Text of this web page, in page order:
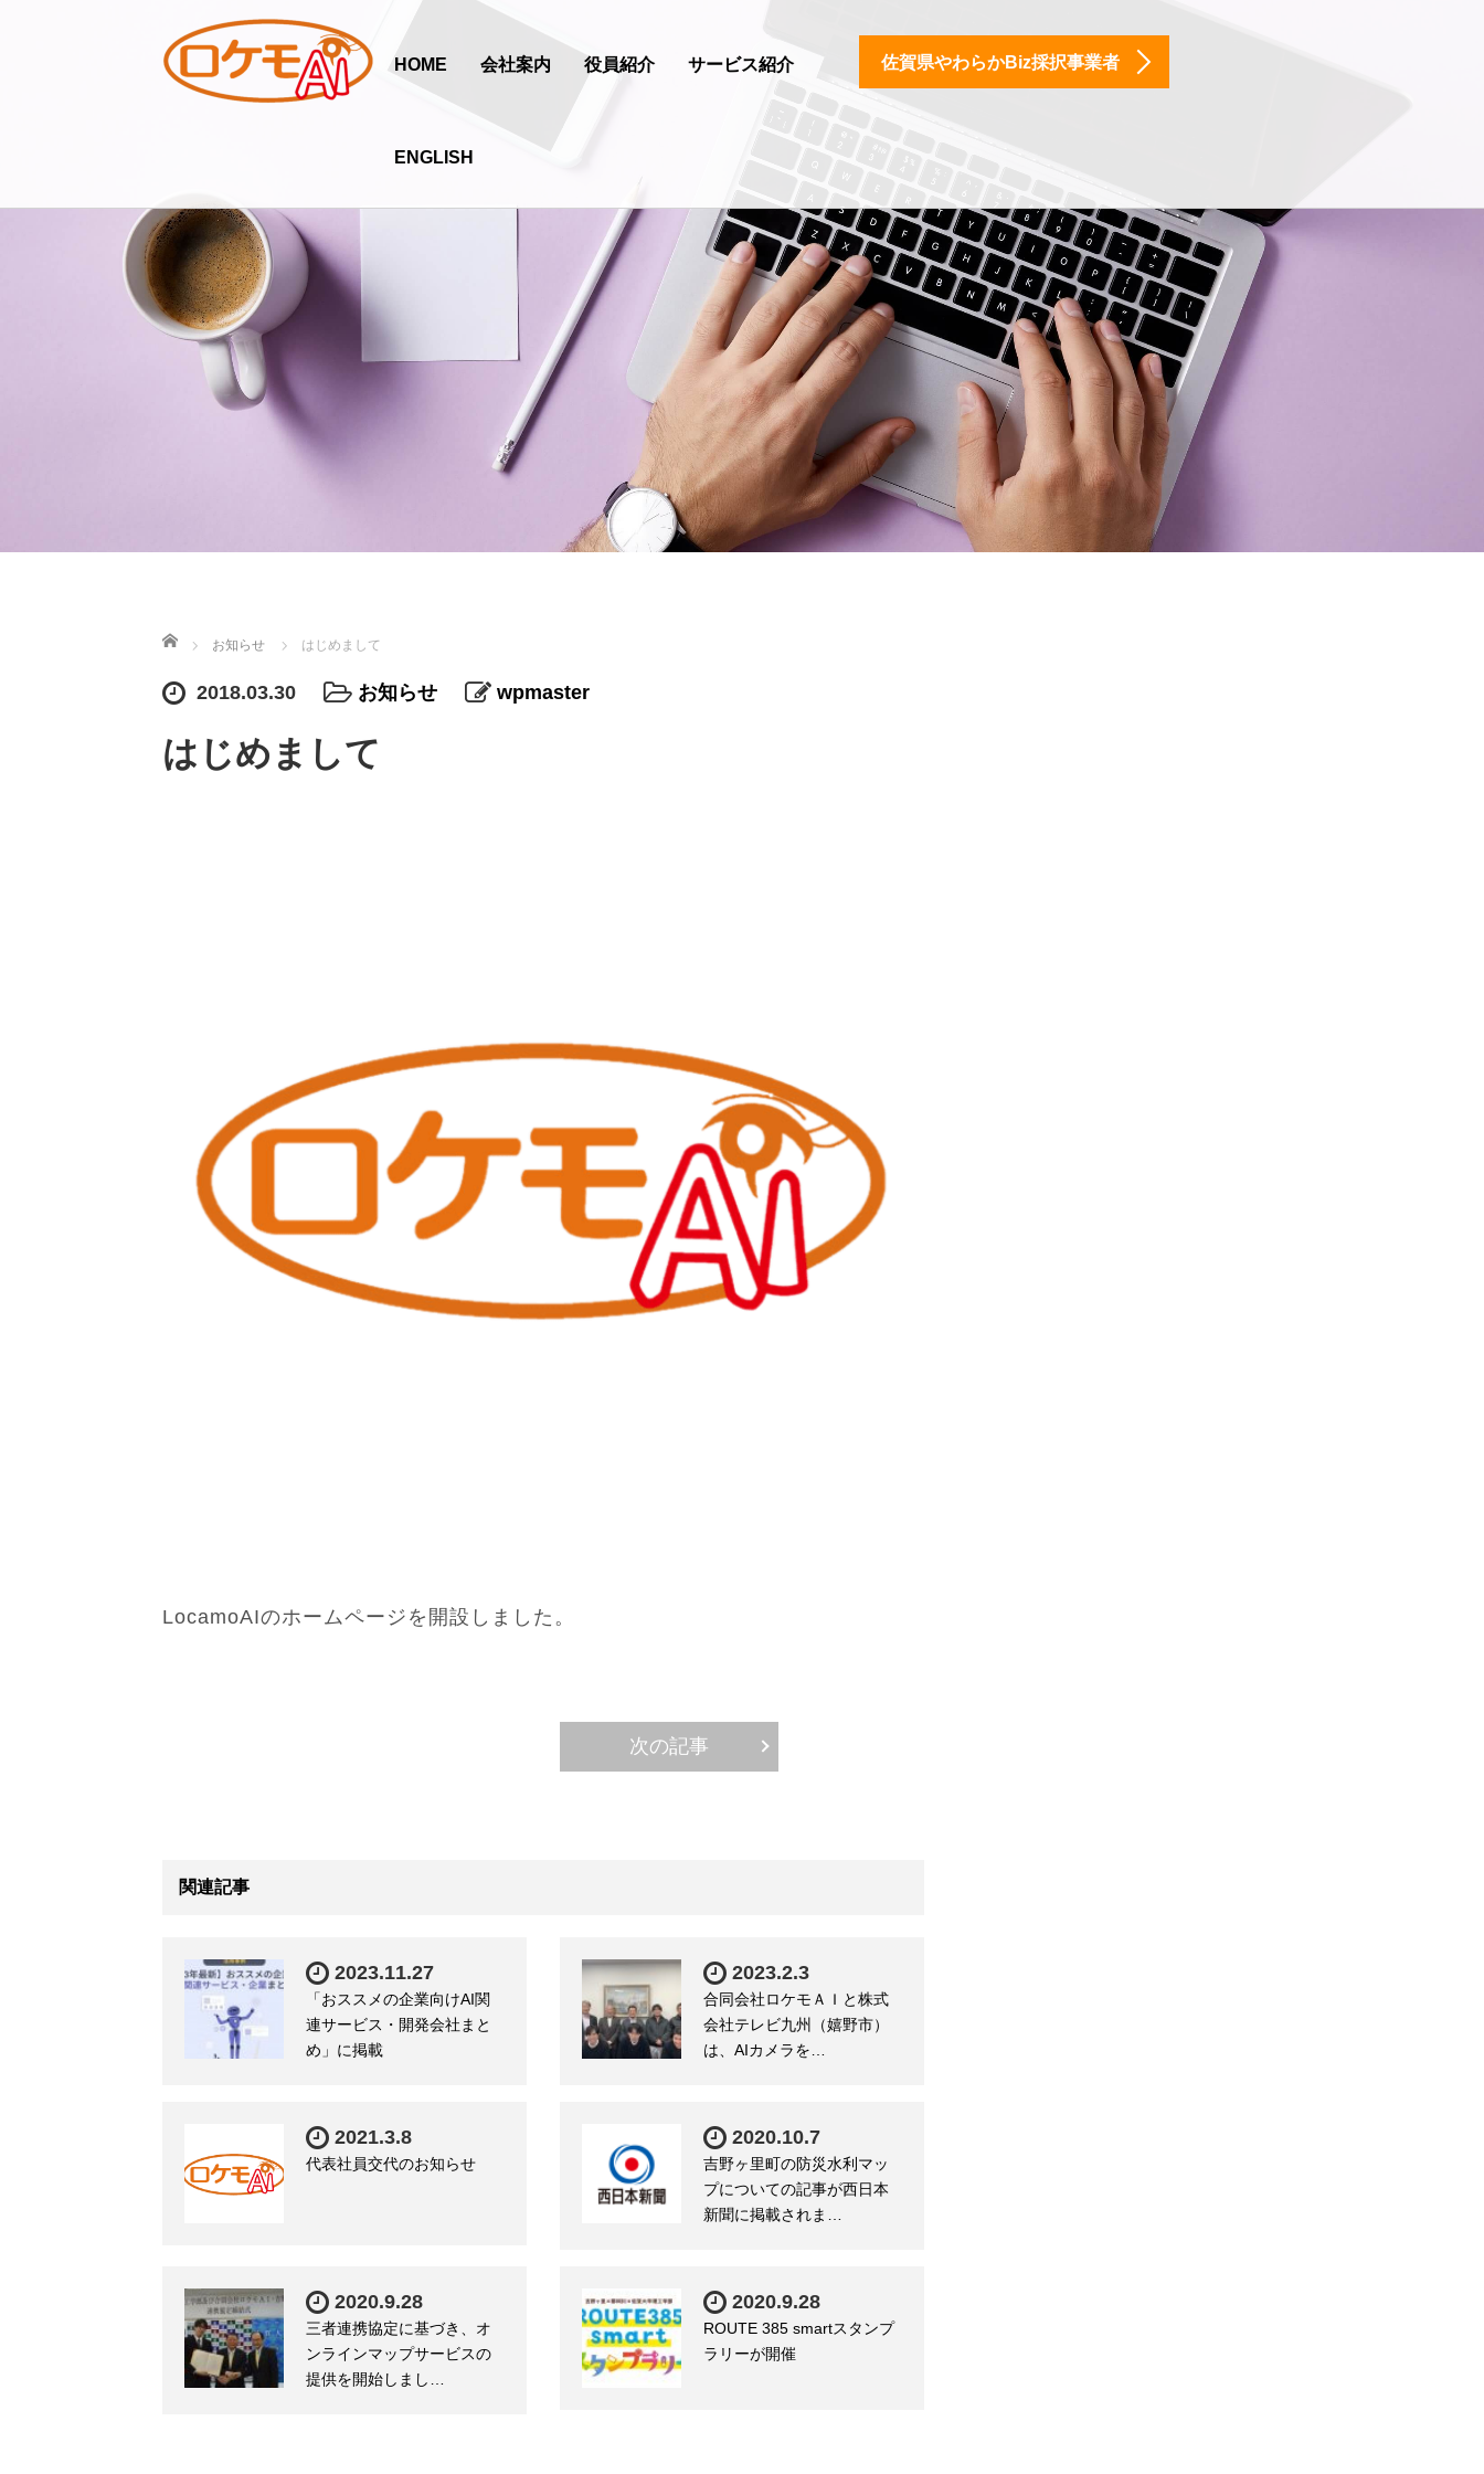
HOME 会社案内 役員紹介 サービス紹介
ENGLISH
佐賀県やわらかBiz採択事業者
ホーム お知らせ はじめまして
2018.03.30 お知らせ wpmaster
はじめまして
LocamoAIのホームページを開設しました。
次の記事
関連記事
2023.11.27
「おススメの企業向けAI関
連サービス・開発会社まと
め」に掲載
2023.2.3
合同会社ロケモＡＩと株式
会社テレビ九州（嬉野市）
は、AIカメラを…
2021.3.8
代表社員交代のお知らせ
2020.10.7
吉野ヶ里町の防災水利マッ
プについての記事が西日本
新聞に掲載されま…
2020.9.28
三者連携協定に基づき、オ
ンラインマップサービスの
提供を開始しまし…
2020.9.28
ROUTE 385 smartスタンプ
ラリーが開催